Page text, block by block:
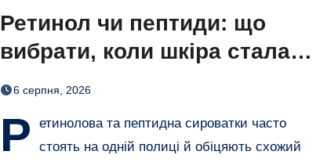
Ретинол чи пептиди: що
вибрати, коли шкіра стала
нерівною і чутливою
6 серпня, 2026
Р
етинолова та пептидна сироватки часто
стоять на одній полиці й обіцяють схожий